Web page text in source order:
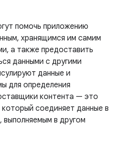
помочь приложению
хранящимся им самим
а также предоставить
данными с другими
данные и
для определения
контента — это
соединяет данные в
в другом